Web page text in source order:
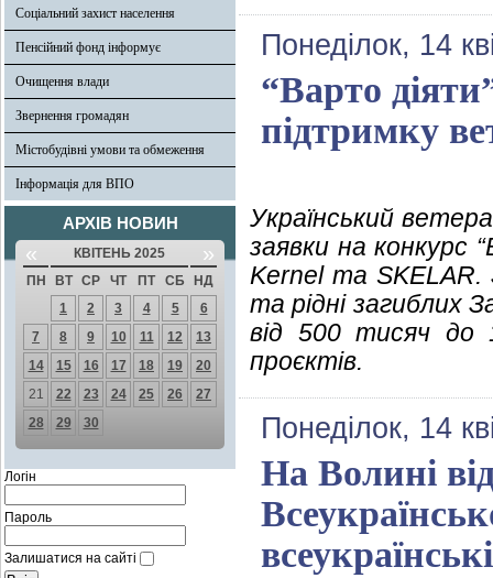
Соціальний захист населення
Пенсійний фонд інформує
Очищення влади
Звернення громадян
Містобудівні умови та обмеження
Інформація для ВПО
АРХІВ НОВИН
« КВІТЕНЬ 2025 »
ПН ВТ СР ЧТ ПТ СБ
НД
1
2 3 4 5
6
7
8 9 10 11 12
13
14
15 16 17 18 19
20
21
22 23 24 25 26
27
28
29 30
Логін
Пароль
Залишатися на сайті
Понеділок, 14
“Варто
підтримку
Український
заявки на конкурс
Kernel та SKELAR.
та рідні загиблих
від 500 тисяч до
проєктів.
Понеділок, 14
На Волині